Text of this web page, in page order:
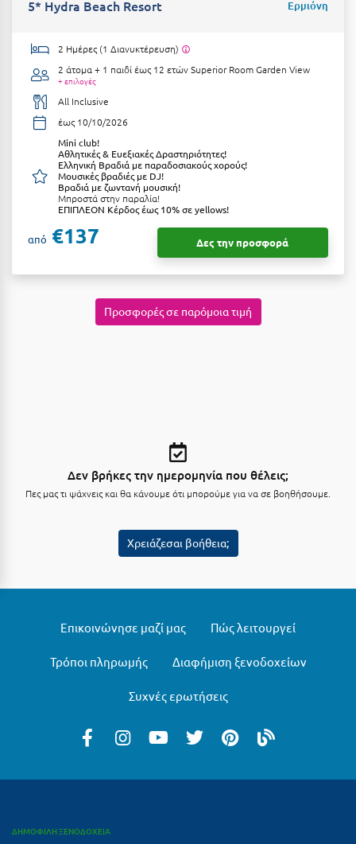
Ιωάννινα
Καβάλα
Καλάβρυτα
Καλαμάτα
Κάλαμος
Καλαμπάκα
Κάλυμνος
Κερατέα
Κέρκυρα
Κοκκώνι Κορινθίας
Κομοτηνή
5* Hydra Beach Resort Ερμιόνη
2 Ημέρες (1 Διανυκτέρευση)
2 άτομα + 1 παιδί έως 12 ετώνSuperior Room Garden View
+ επιλογές
All Inclusive
έως 10/10/2026
Μini club!
Αθλητικές & Ευεξιακές Δραστηριότητες!
Ελληνική Βραδιά με παραδοσιακούς χορούς!
Μουσικές βραδιές με DJ!
Βραδιά με ζωντανή μουσική!
Μπροστά στην παραλία!
ΕΠΙΠΛΕΟΝ Κέρδος έως 10% σε yellows!
από €137 Δες την προσφορά
Προσφορές σε παρόμοια τιμή
Δεν βρήκες την ημερομηνία που θέλεις;
Πες μας τι ψάχνεις και θα κάνουμε ότι μπορούμε για να σε βοηθήσουμε.
Χρειάζεσαι βοήθεια;
Επικοινώνησε μαζί μας Πώς λειτουργεί
Τρόποι πληρωμής Διαφήμιση ξενοδοχείων
Συχνές ερωτήσεις
ΔΗΜΟΦΙΛΗ ΞΕΝΟΔΟΧΕΙΑ